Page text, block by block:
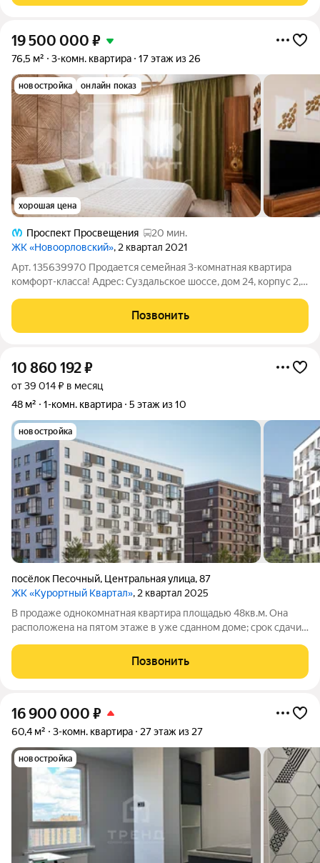
19 500 000 ₽
76,5 м² 3-комн. квартира 17 этаж из 26
новостройка онлайн показ
хорошая цена
Проспект Просвещения
20 мин.
ЖК «Новоорловский», 2 квартал 2021
Арт. 135639970 Продается семейная 3-комнатная квартира
комфорт-класса! Адрес: Суздальское шоссе, дом 24, корпус 2,
просторную 3-комнатную квартиру, расположенную в доме
комфорт-класса от
Позвонить
10 860 192₽
от 39 014 ₽ в месяц
48 м²
1-комн. квартира 5 этаж из 10
новостройка
посёлок Песочный, Центральная улица,87
ЖК «Курортный Квартал», 2 квартал 2025
В продаже однокомнатная квартира площадью 48кв.м. Она
расположена на пятом этаже в уже сданном доме; срок сдачи
уютном жилом комплексе в Курортном районе
СанктПетербурга. Комплекс состоит из
Позвонить
16 900 000 ₽
60,4 м² 3-комн. квартира 27 этаж из 27
новостройка